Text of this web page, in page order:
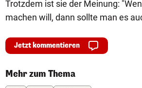
Trotzdem ist sie der Meinung:
machen will, dann sollte man es
Jetzt kommentieren
Mehr zum Thema